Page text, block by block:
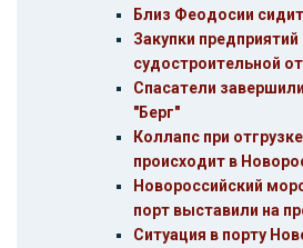
Близ Феодосии
Закупки предприятий
судостроительной
Спасатели
"Берг"
Коллапс при
происходит в
Новороссийский
порт выставили на
Ситуация в порту